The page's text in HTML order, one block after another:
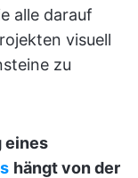
alle darauf
visuell
zu
eines
hängt von der